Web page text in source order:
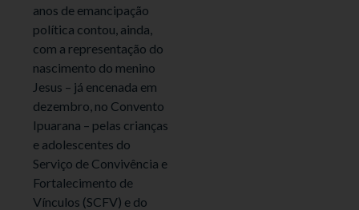
anos de emancipação
política contou, ainda,
com a representação do
nascimento do menino
Jesus – já encenada em
dezembro, no Convento
Ipuarana – pelas crianças
e adolescentes do
Serviço de Convivência e
Fortalecimento de
Vínculos (SCFV) e do